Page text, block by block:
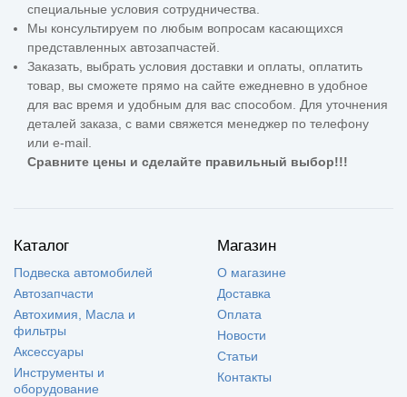
специальные условия сотрудничества.
Мы консультируем по любым вопросам касающихся
представленных автозапчастей.
Заказать, выбрать условия доставки и оплаты, оплатить
товар, вы сможете прямо на сайте ежедневно в удобное
для вас время и удобным для вас способом. Для уточнения
деталей заказа, с вами свяжется менеджер по телефону
или e-mail.
Сравните цены и сделайте правильный выбор!!!
Каталог
Подвеска автомобилей
Автозапчасти
Автохимия, Масла и
фильтры
Аксессуары
Инструменты и
оборудование
Магазин
О магазине
Доставка
Оплата
Новости
Статьи
Контакты